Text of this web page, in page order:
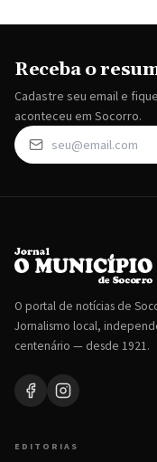
Receba o
Cadastre seu email e
aconteceu em Socorro.
O portal de notícias de
Jornalismo local,
centenário — desde 1921.
EDITORIAS